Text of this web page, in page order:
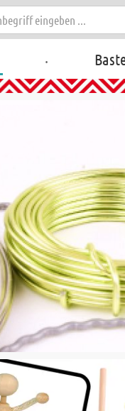
.